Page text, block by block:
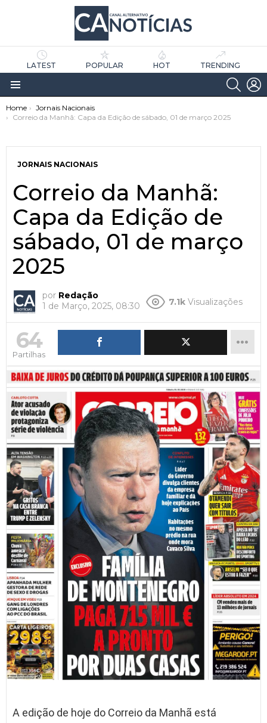
LATEST POPULAR HOT TRENDING
Menu
You are here:
Home
Jornais Nacionais
Correio da Manhã: Capa da Edição de sábado, 01 de março 2025
JORNAIS NACIONAIS
Correio da Manhã:
Capa da Edição de
sábado, 01 de março
2025
por Redação
1 de Março, 2025, 08:30
7.1k Visualizações
64
Partilhas
A edição de hoje do Correio da Manhã está